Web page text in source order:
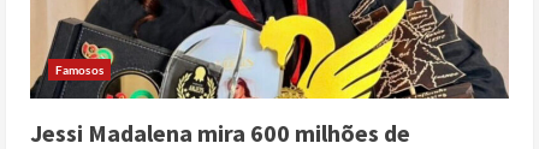
Famosos
Jessi Madalena mira 600 milhões de